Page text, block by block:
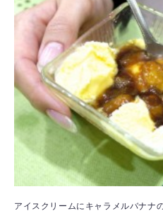
アイスクリームにキャラメルバナナ